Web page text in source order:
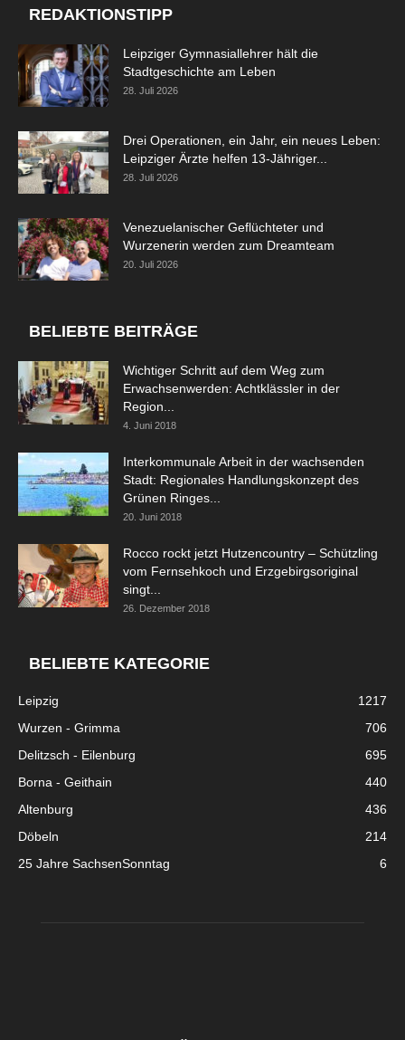
REDAKTIONSTIPP
Leipziger Gymnasiallehrer hält die
Stadtgeschichte am Leben
28. Juli 2026
Drei Operationen, ein Jahr, ein neues Leben:
Leipziger Ärzte helfen 13-Jähriger...
28. Juli 2026
Venezuelanischer Geflüchteter und
Wurzenerin werden zum Dreamteam
20. Juli 2026
BELIEBTE BEITRÄGE
Wichtiger Schritt auf dem Weg zum
Erwachsenwerden: Achtklässler in der
Region...
4. Juni 2018
Interkommunale Arbeit in der wachsenden
Stadt: Regionales Handlungskonzept des
Grünen Ringes...
20. Juni 2018
Rocco rockt jetzt Hutzencountry – Schützling
vom Fernsehkoch und Erzgebirgsoriginal
singt...
26. Dezember 2018
BELIEBTE KATEGORIE
Leipzig
1217
Wurzen - Grimma
706
Delitzsch - Eilenburg
695
Borna - Geithain
440
Altenburg
436
Döbeln
214
25 Jahre SachsenSonntag
6